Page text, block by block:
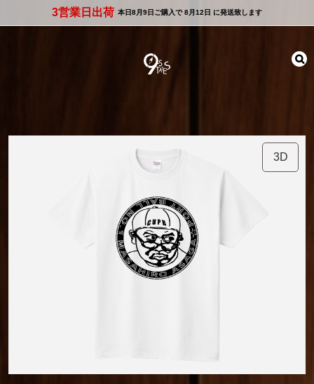
3営業日出荷 本日8月9日 ご購入で8月12日 に発送致します
3D